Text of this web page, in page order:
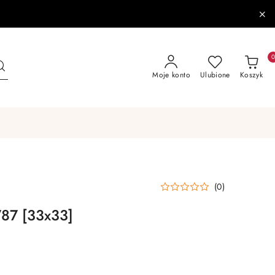
Moje konto Ulubione Koszyk
0
(0)
[33x33]